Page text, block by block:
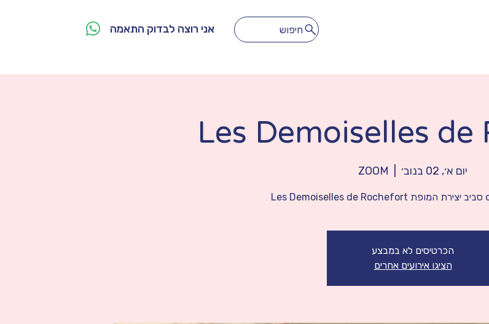
חיפוש אני רוצה לבדוק התאמה
Les Demoiselles
יום א׳, 02 בנוב׳ ZOOM
הכרטיסים לא במבצע
הציגו אירועים אחרים